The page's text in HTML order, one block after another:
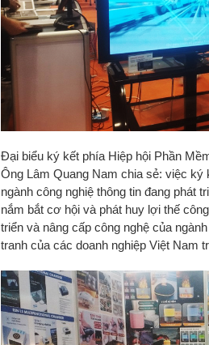
Đại biểu ký kết phía Hiệp hội Phần
Ông Lâm Quang Nam chia sẻ: việc
ngành công nghiệ thông tin đang phát
nắm bắt cơ hội và phát huy lợi thế
triển và nâng cấp công nghệ của
tranh của các doanh nghiệp Việt Nam